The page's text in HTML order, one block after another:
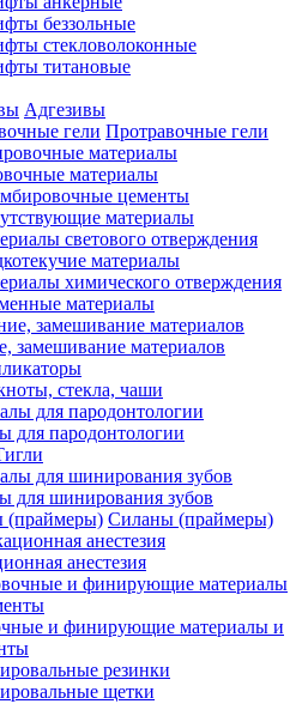
беззольные
стекловолоконные
титановые
Адгезивы
Протравочные гели
материалы
цементы
материалы
светового отверждения
материалы
химического отверждения
материалы
замешивание материалов
стекла, чаши
для пародонтологии
для шинирования зубов
Силаны (праймеры)
анестезия
и финирующие материалы и
резинки
щетки